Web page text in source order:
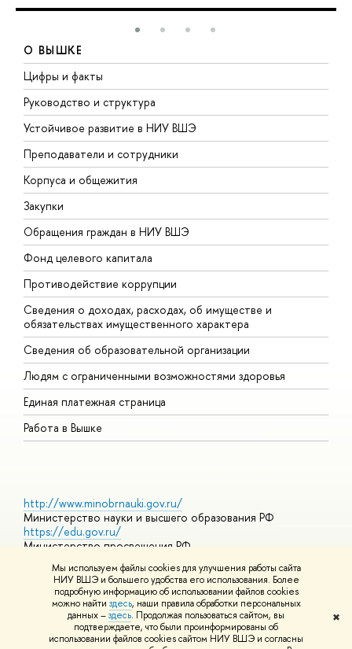
Мы используем файлы cookies для улучшения работы сайта
НИУ ВШЭ и большего удобства его использования. Более
подробную информацию об использовании файлов cookies
можно найти здесь, наши правила обработки персональных
данных –здесь. Продолжая пользоваться сайтом, вы
подтверждаете, что были проинформированы об
использовании файлов cookies сайтом НИУ ВШЭ и согласны
✖
О ВЫШКЕ
Цифры и факты
Руководство и структура
Устойчивое развитие в НИУ ВШЭ
Преподаватели и сотрудники
Корпуса и общежития
Закупки
Обращения граждан в НИУ ВШЭ
Фонд целевого капитала
Противодействие коррупции
Сведения о доходах, расходах, об имуществе и
обязательствах имущественного характера
Сведения об образовательной организации
Людям с ограниченными возможностями здоровья
Единая платежная страница
Работа в Вышке
http://www.minobrnauki.gov.ru/
Министерство науки и высшего образования РФ
https://edu.gov.ru/
Министерство просвещения РФ
https://elearning.hse.ru/mooc
Массовые открытые онлайн-курсы
© НИУ ВШЭ 1993–2026 Адреса и контактыУсловия
использования материалов Политика конфиденциальности